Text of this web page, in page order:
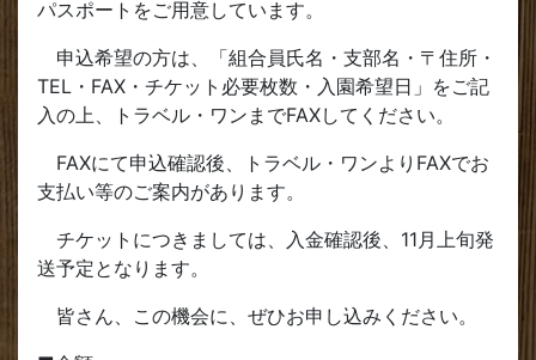
パスポートをご用意しています。
申込希望の方は、「組合員氏名・支部名・〒住所・
TEL・FAX・チケット必要枚数・入園希望日」をご記
入の上、トラベル・ワンまでFAXしてください。
FAXにて申込確認後、トラベル・ワンよりFAXでお
支払い等のご案内があります。
チケットにつきましては、入金確認後、11月上旬発
送予定となります。
皆さん、この機会に、ぜひお申し込みください。